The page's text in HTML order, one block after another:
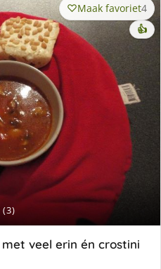
(3)
Maak favoriet4
👍
veel erin én crostini